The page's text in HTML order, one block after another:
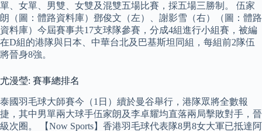
單、女單、男雙、女雙及混雙五場比賽，採五場三勝制。 伍家
朗（圖：體路資料庫）鄧俊文（左）、謝影雪（右）（圖：體路
資料庫）今屆賽事共17支球隊參賽，分成4組進行小組賽，被編
在D組的港隊與日本、中華台北及巴基斯坦同組，每組前2隊伍
將晉身8強。
尤漫瑩: 賽事總排名
泰國羽毛球大師賽今（1日）續於曼谷舉行，港隊眾將全數報
捷，其中男單兩大球手伍家朗及李卓耀均直落兩局擊敗對手，晉
級次圈。 【Now Sports】香港羽毛球代表隊8男8女大軍已抵達阿